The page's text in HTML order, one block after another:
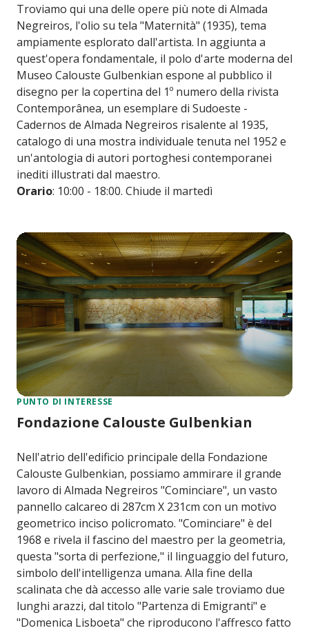
Troviamo qui una delle opere più note di Almada
Negreiros, l'olio su tela "Maternità" (1935), tema
ampiamente esplorato dall'artista. In aggiunta a
quest'opera fondamentale, il polo d'arte moderna del
Museo Calouste Gulbenkian espone al pubblico il
disegno per la copertina del 1º numero della rivista
Contemporânea, un esemplare di Sudoeste -
Cadernos de Almada Negreiros risalente al 1935,
catalogo di una mostra individuale tenuta nel 1952 e
un'antologia di autori portoghesi contemporanei
inediti illustrati dal maestro.
Orario: 10:00 - 18:00. Chiude il martedì
PUNTO DI INTERESSE
Fondazione Calouste Gulbenkian
Nell'atrio dell'edificio principale della Fondazione
Calouste Gulbenkian, possiamo ammirare il grande
lavoro di Almada Negreiros "Cominciare", un vasto
pannello calcareo di 287cm X 231cm con un motivo
geometrico inciso policromato. "Cominciare" è del
1968 e rivela il fascino del maestro per la geometria,
questa "sorta di perfezione," il linguaggio del futuro,
simbolo dell'intelligenza umana. Alla fine della
scalinata che dà accesso alle varie sale troviamo due
lunghi arazzi, dal titolo "Partenza di Emigranti" e
"Domenica Lisboeta" che riproducono l'affresco fatto